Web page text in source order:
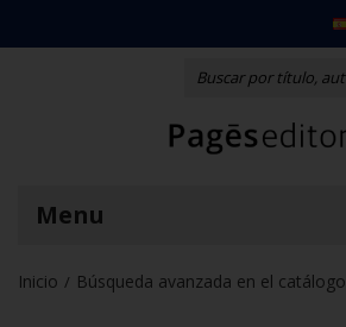
Menu
Inicio / Búsqueda avanzada en el catálogo